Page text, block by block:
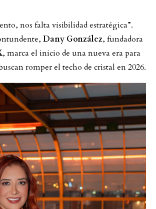
nos falta visibilidad estratégica”.
Dany González, fundadora
, marca el inicio de una nueva era para
romper el techo de cristal en 2026.